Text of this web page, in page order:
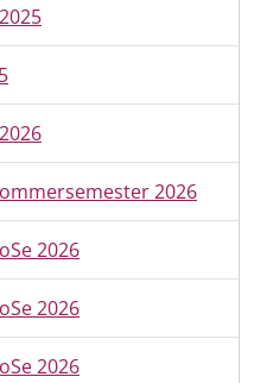
2026
2026
2026
2026